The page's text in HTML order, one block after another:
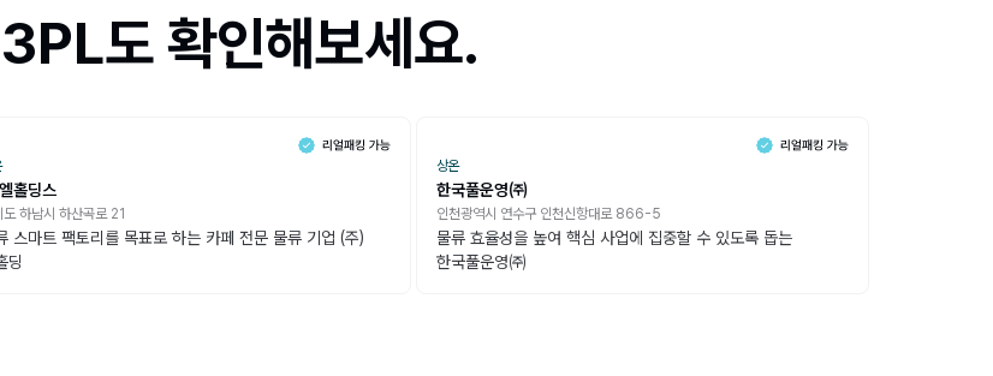
도 확인해보세요.
홀딩스
도 하남시 하산곡로 21
스마트 팩토리를 목표로 하는 카페 전문 물류 기업 (주)
딩
상온
한국풀운영㈜
인천광역시 연수구 인천신항대로 866-5
물류 효율성을 높여 핵심 사업에 집중할 수 있도록 돕는
한국풀운영㈜